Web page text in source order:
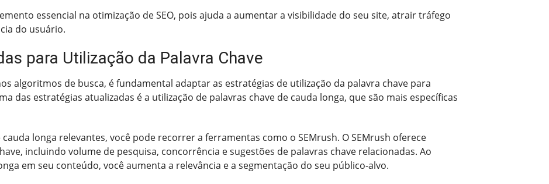
essencial na otimização de SEO, pois ajuda a aumentar a visibilidade do seu site, atrair tráfego
do usuário.
para Utilização da Palavra Chave
algoritmos de busca, é fundamental adaptar as estratégias de utilização da palavra chave para
das estratégias atualizadas é a utilização de palavras chave de cauda longa, que são mais específicas
longa relevantes, você pode recorrer a ferramentas como o SEMrush. O SEMrush oferece
incluindo volume de pesquisa, concorrência e sugestões de palavras chave relacionadas. Ao
em seu conteúdo, você aumenta a relevância e a segmentação do seu público-alvo.